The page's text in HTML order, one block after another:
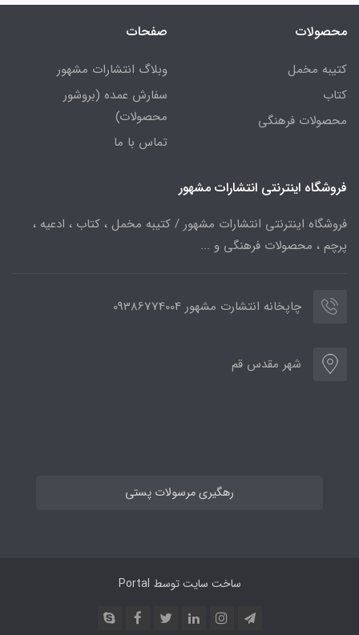
محصولات
کتیبه مخمل
کتاب
محصولات فرهنگی
صفحات
وبلاگ انتشارات مشهور
سفارش عمده (بروشور
محصولات)
تماس با ما
فروشگاه اینترنتی انتشارات مشهور
فروشگاه اینترنتی انتشارات مشهور / کتیبه مخمل ، کتاب ، ادعیه ،
پرچم ، محصولات فرهنگی و ...
چاپخانه انتشارت مشهور 09386774004
شهر مقدس قم
رهگیری مرسولات پستی
ساخت سایت توسط Portal